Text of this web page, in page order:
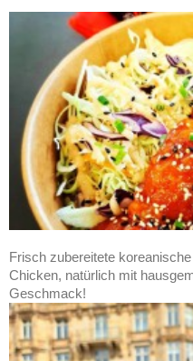
Frisch zubereitete
Chicken, natürlich mit
Geschmack!